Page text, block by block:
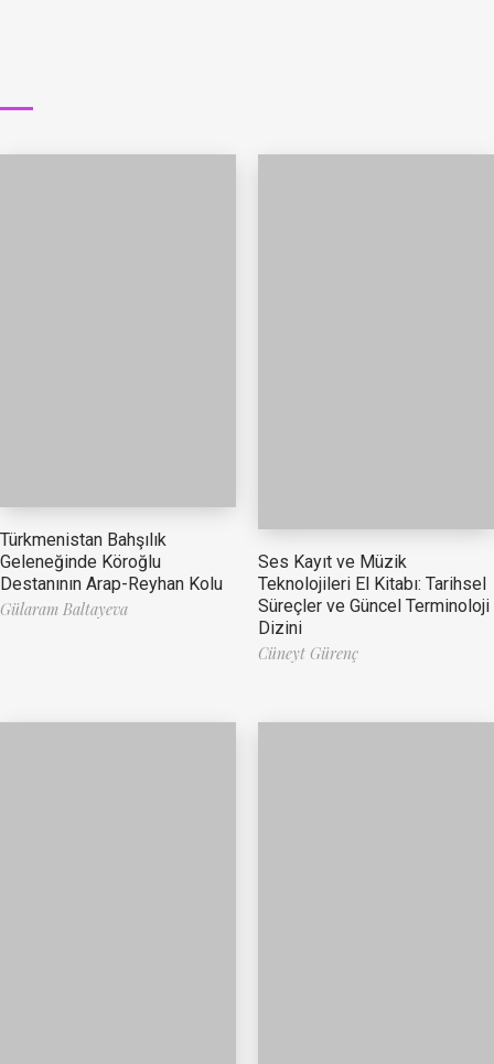
Türkmenistan Bahşılık
Geleneğinde Köroğlu
Destanının Arap-Reyhan Kolu
Gülaram Baltayeva
Ses Kayıt ve Müzik
Teknolojileri El Kitabı: Tarihsel
Süreçler ve Güncel Terminoloji
Dizini
Cüneyt Gürenç